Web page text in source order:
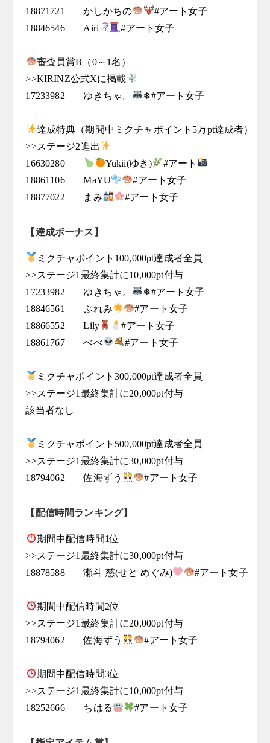
18871721	かしかちの
#アート女子
18846546	Airi
#アート女子
審査員賞B（0～1名）
>>KIRINZ公式Xに掲載
17233982	ゆきちゃ。
❄#アート女子
達成特典（期間中ミクチャポイント5万pt達成者）
>>ステージ2進出
16630280
Yukii(ゆき)
#アート
18861106	MaYU
#アート女子
18877022	まみ
【達成ボーナス】
ミクチャポイント100,000pt達成者全員
>>ステージ1最終集計に10,000pt付与
17233982	ゆきちゃ。
❄#アート女子
18846561	ぷれみ
#アート女子
18866552	Lily
#アート女子
18861767	べべ
#アート女子
ミクチャポイント300,000pt達成者全員
>>ステージ1最終集計に20,000pt付与
該当者なし
ミクチャポイント500,000pt達成者全員
>>ステージ1最終集計に30,000pt付与
18794062	佐海ずう
【配信時間ランキング】
期間中配信時間1位
>>ステージ1最終集計に30,000pt付与
18878588	瀬斗 慈(せと めぐみ)
#アート女子
期間中配信時間2位
>>ステージ1最終集計に20,000pt付与
18794062	佐海ずう
#アート女子
期間中配信時間3位
>>ステージ1最終集計に10,000pt付与
18252666	ちはる